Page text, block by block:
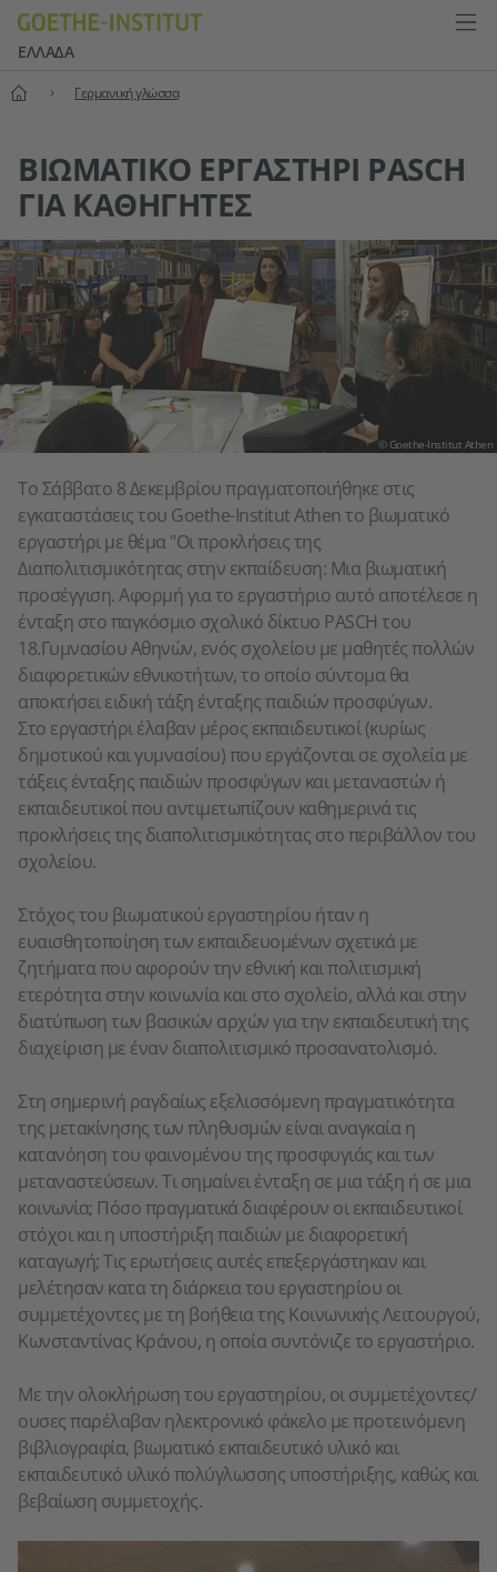
ΕΛΛΆΔΑ
Αρχική
Γερμανική γλώσσα
ΒΙΩΜΑΤΙΚΌ ΕΡΓΑΣΤΉΡΙ PASCH
ΓΙΑ ΚΑΘΗΓΗΤΈΣ
© Goethe-Institut Athen
Tο Σάββατο 8 Δεκεμβρίου πραγματοποιήθηκε στις
εγκαταστάσεις του Goethe-Institut Athen το βιωματικό
εργαστήρι με θέμα "Οι προκλήσεις της
Διαπολιτισμικότητας στην εκπαίδευση: Μια βιωματική
προσέγγιση. Αφορμή για το εργαστήριο αυτό αποτέλεσε η
ένταξη στο παγκόσμιο σχολικό δίκτυο PASCH του
18.Γυμνασίου Αθηνών, ενός σχολείου με μαθητές πολλών
διαφορετικών εθνικοτήτων, το οποίο σύντομα θα
αποκτήσει ειδική τάξη ένταξης παιδιών προσφύγων.
Στο εργαστήρι έλαβαν μέρος εκπαιδευτικοί (κυρίως
δημοτικού και γυμνασίου) που εργάζονται σε σχολεία με
τάξεις ένταξης παιδιών προσφύγων και μεταναστών ή
εκπαιδευτικοί που αντιμετωπίζουν καθημερινά τις
προκλήσεις της διαπολιτισμικότητας στο περιβάλλον του
σχολείου.
Στόχος του βιωματικού εργαστηρίου ήταν η
ευαισθητοποίηση των εκπαιδευομένων σχετικά με
ζητήματα που αφορούν την εθνική και πολιτισμική
ετερότητα στην κοινωνία και στο σχολείο, αλλά και στην
διατύπωση των βασικών αρχών για την εκπαιδευτική της
διαχείριση με έναν διαπολιτισμικό προσανατολισμό.
Στη σημερινή ραγδαίως εξελισσόμενη πραγματικότητα
της μετακίνησης των πληθυσμών είναι αναγκαία η
κατανόηση του φαινομένου της προσφυγιάς και των
μεταναστεύσεων. Τι σημαίνει ένταξη σε μια τάξη ή σε μια
κοινωνία; Πόσο πραγματικά διαφέρουν οι εκπαιδευτικοί
στόχοι και η υποστήριξη παιδιών με διαφορετική
καταγωγή; Τις ερωτήσεις αυτές επεξεργάστηκαν και
μελέτησαν κατα τη διάρκεια του εργαστηρίου οι
συμμετέχοντες με τη βοήθεια της Κοινωνικής Λειτουργού,
Κωνσταντίνας Κράνου, η οποία συντόνιζε το εργαστήριο.
Με την ολοκλήρωση του εργαστηρίου, οι συμμετέχοντες/
ουσες παρέλαβαν ηλεκτρονικό φάκελο με προτεινόμενη
βιβλιογραφία, βιωματικό εκπαιδευτικό υλικό και
εκπαιδευτικό υλικό πολύγλωσσης υποστήριξης, καθώς και
βεβαίωση συμμετοχής.